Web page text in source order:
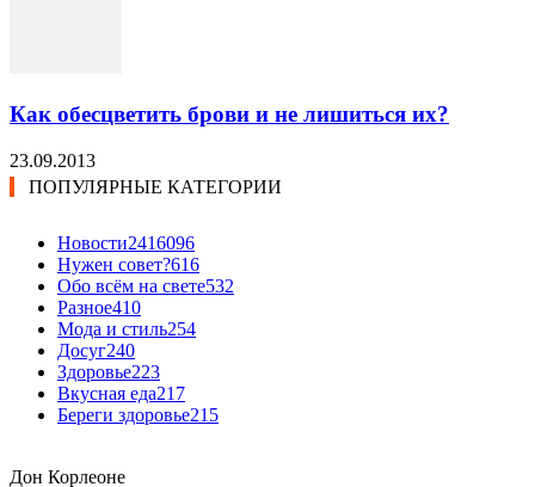
Как обесцветить брови и не лишиться их?
23.09.2013
ПОПУЛЯРНЫЕ КАТЕГОРИИ
Новости2416096
Нужен совет?616
Обо всём на свете532
Разное410
Мода и стиль254
Досуг240
Здоровье223
Вкусная еда217
Береги здоровье215
Дон Корлеоне